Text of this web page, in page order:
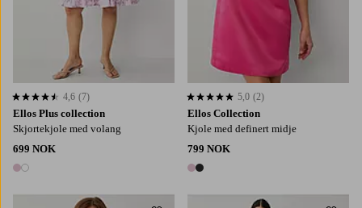
Ellos Plus collection
Skjortekjole med volang
699 NOK
2 farger
4,6 basert på 7 karaktergivninger
4,6 (7)
Ellos Collection
Kjole med definert midje
799 NOK
2 farger
5,0 basert på 2 karaktergivninger
5,0 (2)